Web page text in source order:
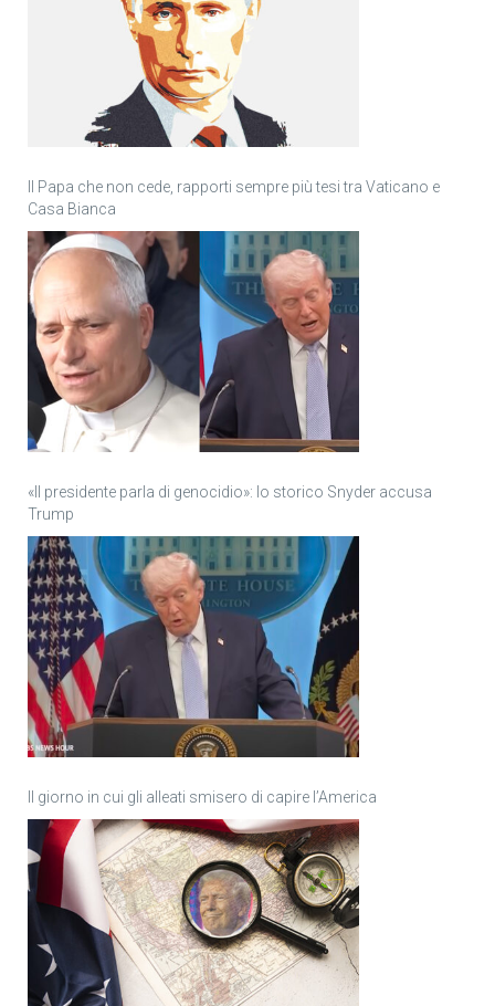
Il Papa che non cede, rapporti sempre più tesi tra Vaticano e
Casa Bianca
«Il presidente parla di genocidio»: lo storico Snyder accusa
Trump
Il giorno in cui gli alleati smisero di capire l’America